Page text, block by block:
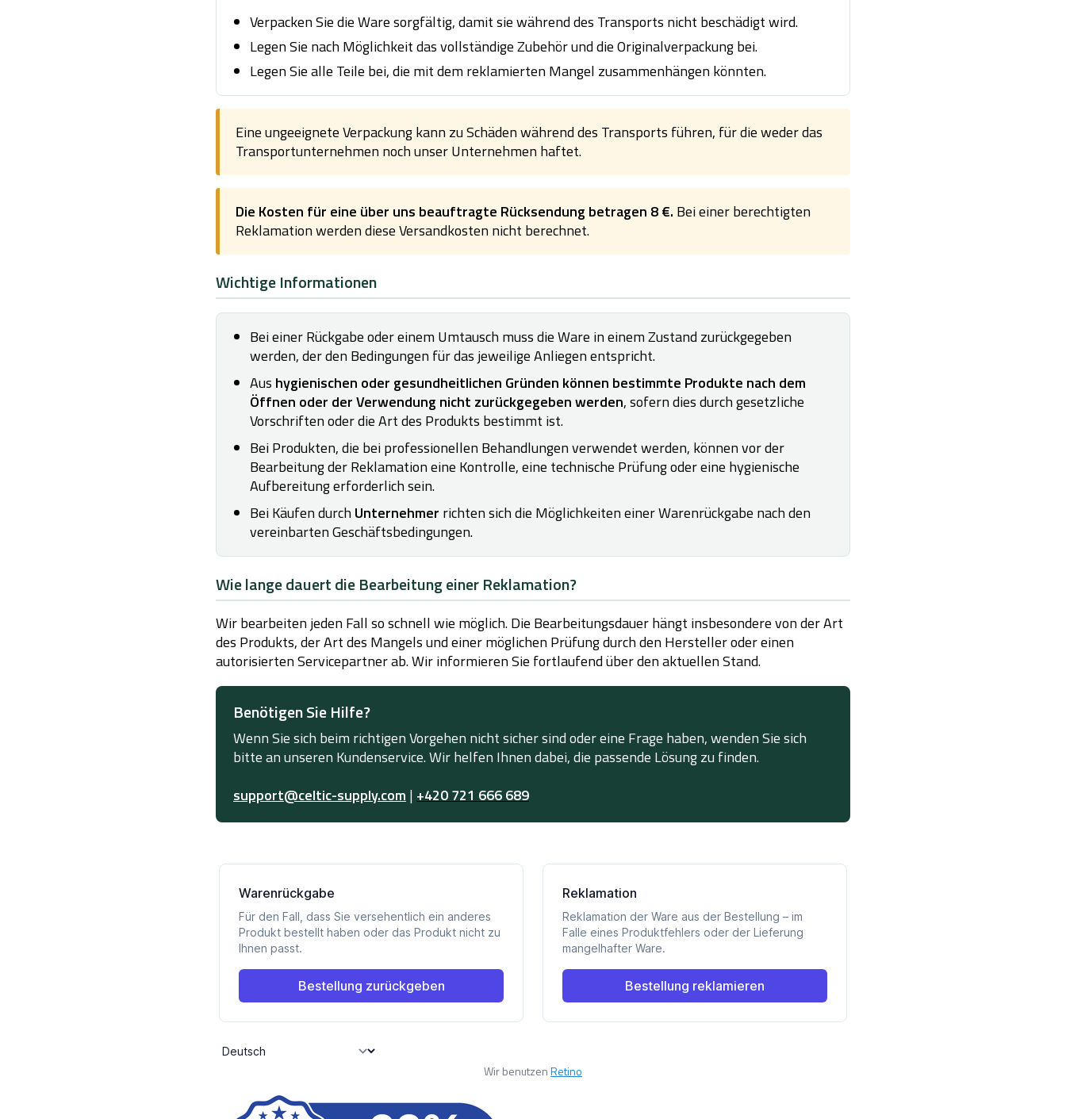
Verpacken Sie die Ware sorgfältig, damit sie während des Transports nicht beschädigt wird.
Legen Sie nach Möglichkeit das vollständige Zubehör und die Originalverpackung bei.
Legen Sie alle Teile bei, die mit dem reklamierten Mangel zusammenhängen könnten.
Eine ungeeignete Verpackung kann zu Schäden während des Transports führen, für die weder das
Transportunternehmen noch unser Unternehmen haftet.
Die Kosten für eine über uns beauftragte Rücksendung betragen 8 €. Bei einer berechtigten
Reklamation werden diese Versandkosten nicht berechnet.
Wichtige Informationen
Bei einer Rückgabe oder einem Umtausch muss die Ware in einem Zustand zurückgegeben
werden, der den Bedingungen für das jeweilige Anliegen entspricht.
Aus hygienischen oder gesundheitlichen Gründen können bestimmte Produkte nach dem
Öffnen oder der Verwendung nicht zurückgegeben werden, sofern dies durch gesetzliche
Vorschriften oder die Art des Produkts bestimmt ist.
Bei Produkten, die bei professionellen Behandlungen verwendet werden, können vor der
Bearbeitung der Reklamation eine Kontrolle, eine technische Prüfung oder eine hygienische
Aufbereitung erforderlich sein.
Bei Käufen durch Unternehmer richten sich die Möglichkeiten einer Warenrückgabe nach den
vereinbarten Geschäftsbedingungen.
Wie lange dauert die Bearbeitung einer Reklamation?
Wir bearbeiten jeden Fall so schnell wie möglich. Die Bearbeitungsdauer hängt insbesondere von der Art
des Produkts, der Art des Mangels und einer möglichen Prüfung durch den Hersteller oder einen
autorisierten Servicepartner ab. Wir informieren Sie fortlaufend über den aktuellen Stand.
Benötigen Sie Hilfe?
Wenn Sie sich beim richtigen Vorgehen nicht sicher sind oder eine Frage haben, wenden Sie sich
bitte an unseren Kundenservice. Wir helfen Ihnen dabei, die passende Lösung zu finden.
support@celtic-supply.com | +420 721 666 689
Wir benutzenRetino